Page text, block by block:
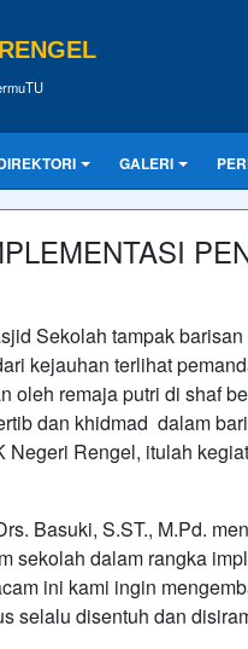
GALERI
Sekolah tampak
kejauhan terlihat
oleh remaja putri di shaf
dan khidmad dalam
Negeri Rengel, itulah
Basuki, S.ST., M.Pd.
sekolah dalam rangka
ini kami ingin
selalu disentuh dan